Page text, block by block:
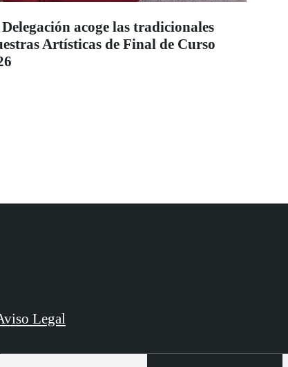
acoge las tradicionales
Artísticas de Final de Curso
Legal